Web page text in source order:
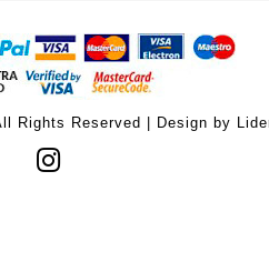
Rights Reserved | Design by